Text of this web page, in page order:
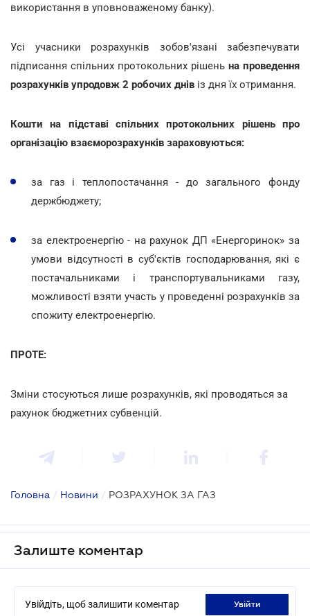
використання в уповноваженому банку).
Усі учасники розрахунків зобов'язані забезпечувати
підписання спільних протокольних рішень на проведення
розрахунків упродовж 2 робочих днів із дня їх отримання.
Кошти на підставі спільних протокольних рішень про
організацію взаєморозрахунків зараховуються:
за газ і теплопостачання - до загального фонду
держбюджету;
за електроенергію - на рахунок ДП «Енергоринок» за
умови відсутності в суб'єктів господарювання, які є
постачальниками і транспортувальниками газу,
можливості взяти участь у проведенні розрахунків за
спожиту електроенергію.
ПРОТЕ:
Зміни стосуються лише розрахунків, які проводяться за
рахунок бюджетних субвенцій.
Головна / Новини / РОЗРАХУНОК ЗА ГАЗ
Залиште коментар
Увійдіть, щоб залишити коментар увійти